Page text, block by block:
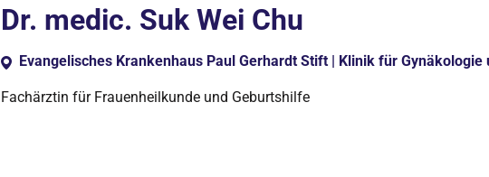
Dr. medic. Suk Wei Chu
Evangelisches Krankenhaus Paul Gerhardt Stift | Klinik für Gynäkologie
Fachärztin für Frauenheilkunde und Geburtshilfe